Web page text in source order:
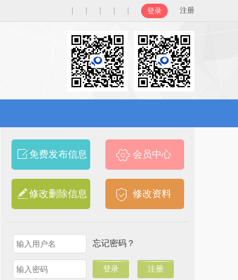
登录 注册
免费发布信息 会员中心
修改删除信息 修改资料
忘记密码？